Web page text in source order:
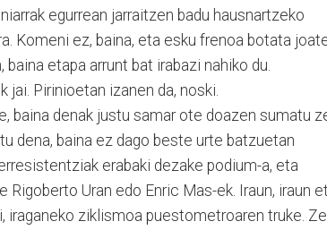
egurrean jarraitzen badu hausnartzeko
Komeni ez, baina, eta esku frenoa botata
etapa arrunt bat irabazi nahiko du.
Pirinioetan izanen da, noski.
baina denak justu samar ote doazen sumatu
dena, baina ez dago beste urte batzuetan
erabaki dezake podium-a, eta
Rigoberto Uran edo Enric Mas-ek. Iraun, iraun
iraganeko ziklismoa puestometroaren truke.